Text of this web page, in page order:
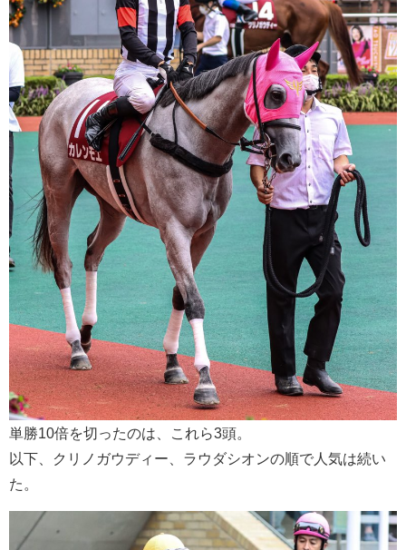
単勝10倍を切ったのは、これら3頭。
以下、クリノガウディー、ラウダシオンの順で人気は続い
た。